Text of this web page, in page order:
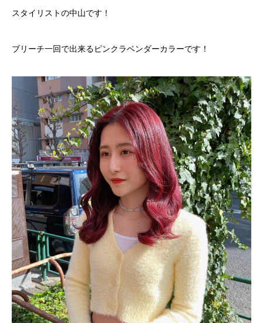
スタイリストの中山です！
ブリーチ一回で出来るピンクラベンダーカラーです！